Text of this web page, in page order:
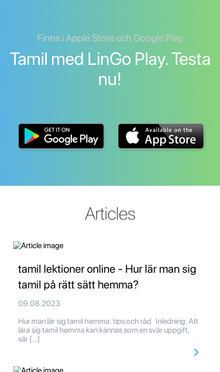
Finns i Apple Store och Google Play
Tamil med LinGo Play. Testa
nu!
Articles
tamil lektioner online - Hur lär man sig
tamil på rätt sätt hemma?
09.08.2023
Hur man lär sig tamil hemma: tips och råd Inledning: Att
lära sig tamil hemma kan kännas som en svår uppgift,
sär […]